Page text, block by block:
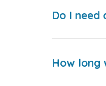
Do I
How long